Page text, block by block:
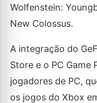
Wolfenstein:
New Colossus.
A integração do
Store e o PC Game
jogadores de PC,
os jogos do Xbox